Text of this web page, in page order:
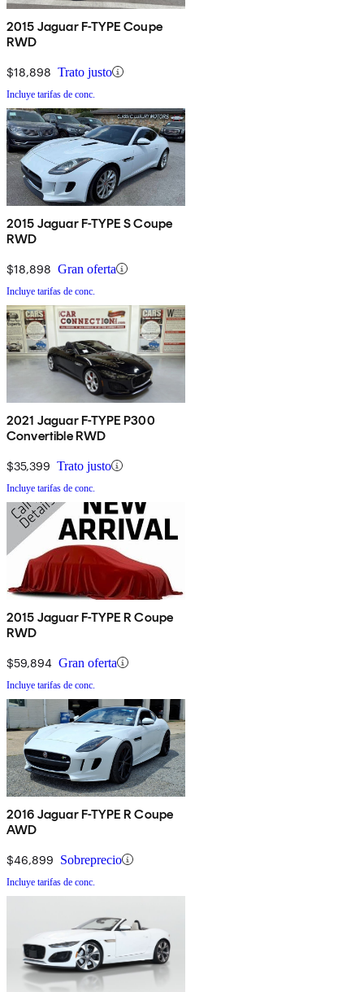
2015 Jaguar F-TYPE Coupe
RWD
$18,898 Trato justo
Incluye tarifas de conc.
2015 Jaguar F-TYPE S Coupe
RWD
$18,898 Gran oferta
Incluye tarifas de conc.
2021 Jaguar F-TYPE P300
Convertible RWD
$35,399 Trato justo
Incluye tarifas de conc.
2015 Jaguar F-TYPE R Coupe
RWD
$59,894 Gran oferta
Incluye tarifas de conc.
2016 Jaguar F-TYPE R Coupe
AWD
$46,899 Sobreprecio
Incluye tarifas de conc.